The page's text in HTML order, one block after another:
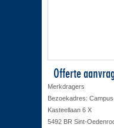
Offerte
Merkdragers
Bezoekadres:
Kasteellaan 6 X
5492 BR Sint-